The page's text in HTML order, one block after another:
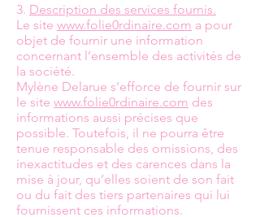
3. Description des services fournis.
Le site www.folie0rdinaire.com a pour
objet de fournir une information
concernant l’ensemble des activités de
la société.
Mylène Delarue s’efforce de fournir sur
le site www.folie0rdinaire.com des
informations aussi précises que
possible. Toutefois, il ne pourra être
tenue responsable des omissions, des
inexactitudes et des carences dans la
mise à jour, qu’elles soient de son fait
ou du fait des tiers partenaires qui lui
fournissent ces informations.